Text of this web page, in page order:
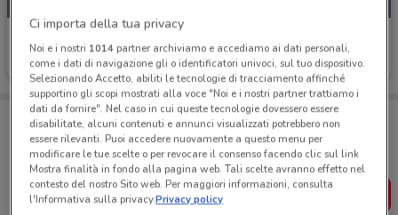
Scade il 20/08 15.6 km
Porta DoveConviene sempre con te!
Puoi trovare le migliori offerte dei negozi vicino a te,
salvarle e creare la tua lista del risparmio, comodamente
dal tuo cellulare.
SCARICA L’APP
Ci importa della tua privacy
Noi e i nostri 1014partner archiviamo e accediamo ai dati personali,
come i dati di navigazione gli o identificatori univoci, sul tuo dispositivo.
Selezionando Accetto, abiliti le tecnologie di tracciamento affinché
supportino gli scopi mostrati alla voce "Noi e i nostri partner trattiamo i
dati da fornire". Nel caso in cui queste tecnologie dovessero essere
disabilitate, alcuni contenuti e annunci visualizzati potrebbero non
essere rilevanti. Puoi accedere nuovamente a questo menu per
modificare le tue scelte o per revocare il consenso facendo clic sul link
Mostra finalità in fondo alla pagina web. Tali scelte avranno effetto nel
contesto del nostro Sito web. Per maggiori informazioni, consulta
l'Informativa sulla privacy.Privacy policy